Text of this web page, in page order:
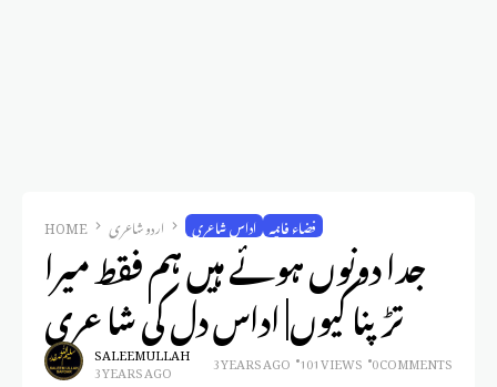
HOME اردو شاعری اداس شاعری فضاء فانیہ
جدا دونوں ہوئے ہیں ہم فقط میرا
تڑپنا کیوں| اداس دل کی شاعری
SALEEM ULLAH
3 YEARS AGO 3 YEARS AGO 101 VIEWS 0 COMMENTS